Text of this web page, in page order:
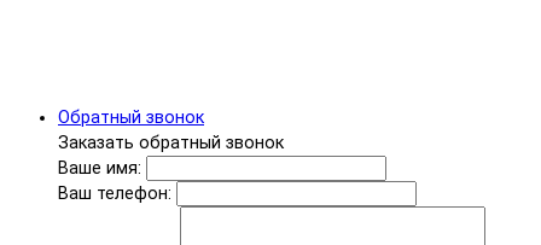
Обратный звонок
Заказать обратный звонок
Ваше имя:
Ваш телефон: